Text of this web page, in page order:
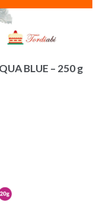
BLUE – 250 g